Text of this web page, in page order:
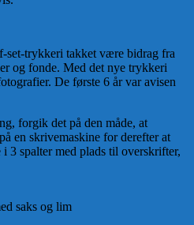
set-trykkeri takket være bidrag fra
og fonde. Med det nye trykkeri
De første 6 år var avisen
forgik det på den måde, at
en skrivemaskine for derefter at
3 spalter med plads til overskrifter,
saks og lim